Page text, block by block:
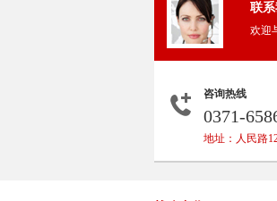
联系
欢迎
咨询热线
0371-
地址：人民路